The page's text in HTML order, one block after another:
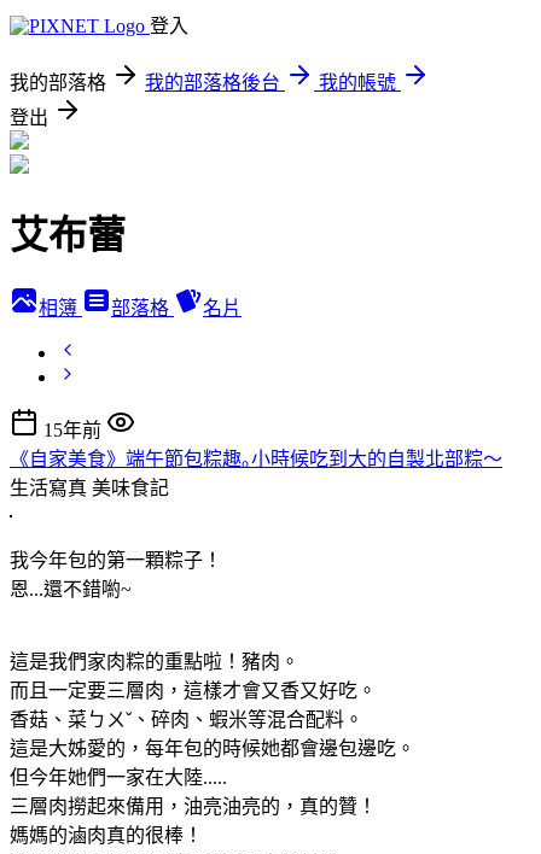
登入
我的部落格 我的部落格後台
我的帳號
登出
艾布蕾
相簿 部落格 名片
15年前
《自家美食》端午節包粽趣｡小時候吃到大的自製北部粽～
生活寫真 美味食記
我今年包的第一顆粽子！
恩...還不錯喲~
這是我們家肉粽的重點啦！豬肉。
而且一定要三層肉，這樣才會又香又好吃。
香菇、菜ㄅㄨˇ、碎肉、蝦米等混合配料。
這是大姊愛的，每年包的時候她都會邊包邊吃。
但今年她們一家在大陸.....
三層肉撈起來備用，油亮油亮的，真的贊！
媽媽的滷肉真的很棒！